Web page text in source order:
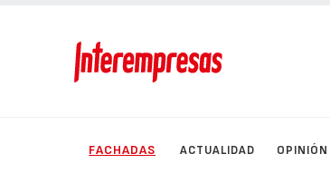
FACHADAS ACTUALIDAD OPINIÓN